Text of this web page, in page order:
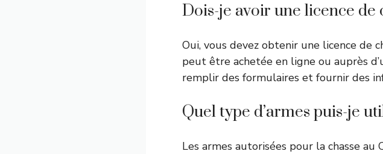
Dois-je avoir une licence de
Oui, vous devez obtenir une licence de
peut être achetée en ligne ou auprès
remplir des formulaires et fournir des
Quel type d’armes puis-je
Les armes autorisées pour la chasse au